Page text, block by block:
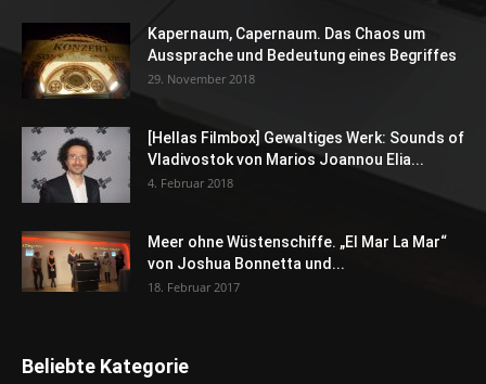
Kapernaum, Capernaum. Das Chaos um
Aussprache und Bedeutung eines Begriffes
29. November 2018
[Hellas Filmbox] Gewaltiges Werk: Sounds of
Vladivostok von Marios Joannou Elia...
4. Februar 2018
Meer ohne Wüstenschiffe. „El Mar La Mar“
von Joshua Bonnetta und...
18. Februar 2017
Beliebte Kategorie